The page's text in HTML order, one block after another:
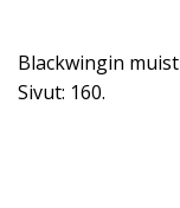
Blackwingin
Sivut: 160.